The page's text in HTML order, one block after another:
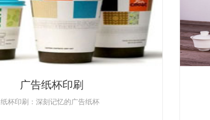
广告纸杯印刷
纸杯印刷：深刻记忆的广告纸杯